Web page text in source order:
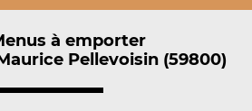
à emporter
Pellevoisin (59800)